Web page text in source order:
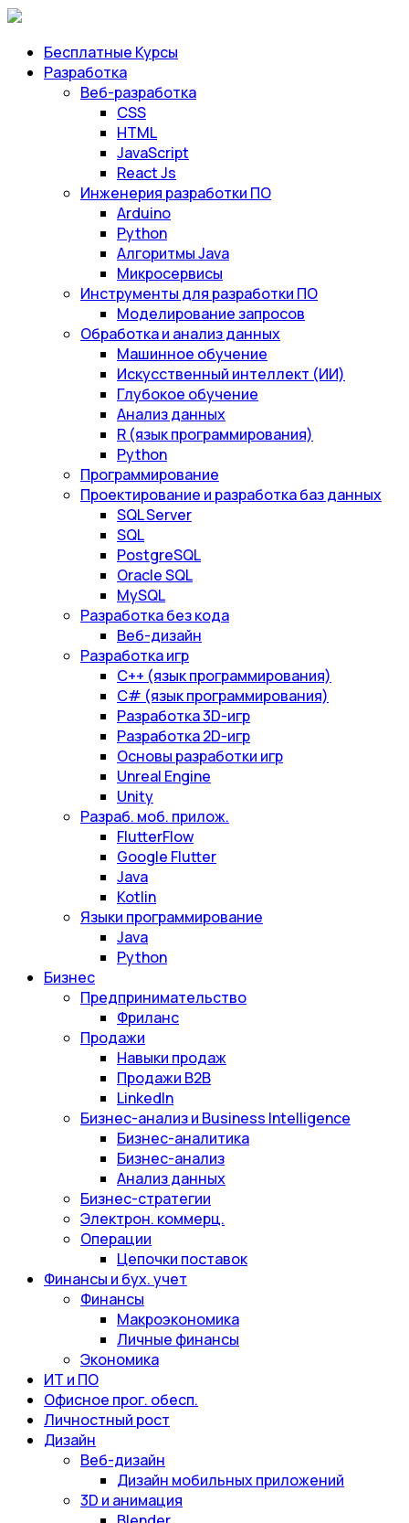
Бесплатные Курсы
Разработка
Веб-разработка
CSS
HTML
JavaScript
React Js
Инженерия разработки ПО
Arduino
Python
Алгоритмы Java
Микросервисы
Инструменты для разработки ПО
Моделирование запросов
Обработка и анализ данных
Машинное обучение
Искусственный интеллект (ИИ)
Глубокое обучение
Анализ данных
R (язык программирования)
Python
Программирование
Проектирование и разработка баз данных
SQL Server
SQL
PostgreSQL
Oracle SQL
MySQL
Разработка без кода
Веб-дизайн
Разработка игр
С++ (язык программирования)
С# (язык программирования)
Разработка 3D-игр
Разработка 2D-игр
Основы разработки игр
Unreal Engine
Unity
Разраб. моб. прилож.
FlutterFlow
Google Flutter
Java
Kotlin
Языки программирование
Java
Python
Бизнес
Предпринимательство
Фриланс
Продажи
Навыки продаж
Продажи B2B
LinkedIn
Бизнес-анализ и Business Intelligence
Бизнес-аналитика
Бизнес-анализ
Анализ данных
Бизнес-стратегии
Электрон. коммерц.
Операции
Цепочки поставок
Финансы и бух. учет
Финансы
Макроэкономика
Личные финансы
Экономика
ИТ и ПО
Офисное прог. обесп.
Личностный рост
Дизайн
Веб-дизайн
Дизайн мобильных приложений
3D и анимация